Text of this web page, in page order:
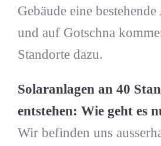
Gebäude eine
und auf Gotschna
Standorte dazu.
Solaranlagen an 40
entstehen: Wie geht es
Wir befinden uns